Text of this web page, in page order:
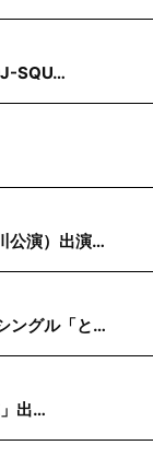
SQU…
公演）出演…
ングル「と…
出…